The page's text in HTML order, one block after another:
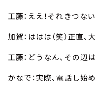
工藤：ええ！それきつない
加賀：ははは（笑）正直、
工藤：どうなん、その辺は
かなで：実際、電話し始